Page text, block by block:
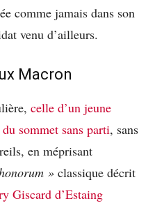
comme jamais dans son
venu d’ailleurs.
Macron
celle d’un jeune
sommet sans parti, sans
en méprisant
» classique décrit
Giscard d’Estaing